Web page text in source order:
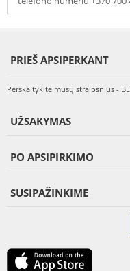
PRIEŠ APSIPERKANT
Perskaitykite mūsų straipsnius -
UŽSAKYMAS
PO APSIPIRKIMO
SUSIPAŽINKIME